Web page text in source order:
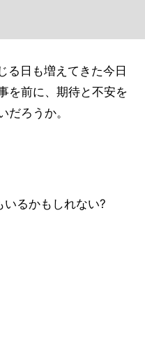
る日も増えてきた今日
を前に、期待と不安を
だろうか。
るかもしれない?